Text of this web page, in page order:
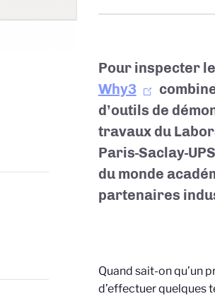
Pour inspecter
Why3
d’outils de
travaux du
Paris-Saclay-
du monde
partenaires
Quand sait-on qu’un
d’effectuer quelques